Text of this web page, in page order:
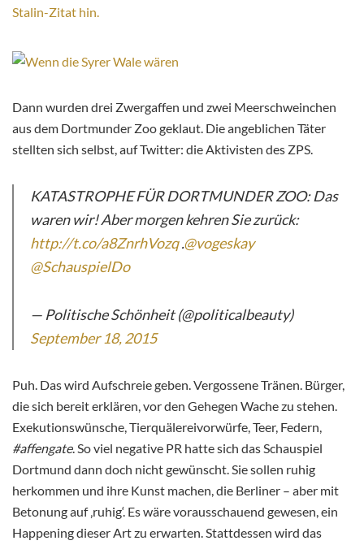
Stalin-Zitat hin.
Dann wurden drei Zwergaffen und zwei Meerschweinchen
aus dem Dortmunder Zoo geklaut. Die angeblichen Täter
stellten sich selbst, auf Twitter: die Aktivisten des ZPS.
KATASTROPHE FÜR DORTMUNDER ZOO: Das
waren wir! Aber morgen kehren Sie zurück:
http://t.co/a8ZnrhVozq.@vogeskay
@SchauspielDo
— Politische Schönheit (@politicalbeauty)
September 18, 2015
Puh. Das wird Aufschreie geben. Vergossene Tränen. Bürger,
die sich bereit erklären, vor den Gehegen Wache zu stehen.
Exekutionswünsche, Tierquälereivorwürfe, Teer, Federn,
#affengate. So viel negative PR hatte sich das Schauspiel
Dortmund dann doch nicht gewünscht. Sie sollen ruhig
herkommen und ihre Kunst machen, die Berliner – aber mit
Betonung auf ‚ruhig‘. Es wäre vorausschauend gewesen, ein
Happening dieser Art zu erwarten. Stattdessen wird das